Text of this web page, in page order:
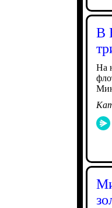
В
На